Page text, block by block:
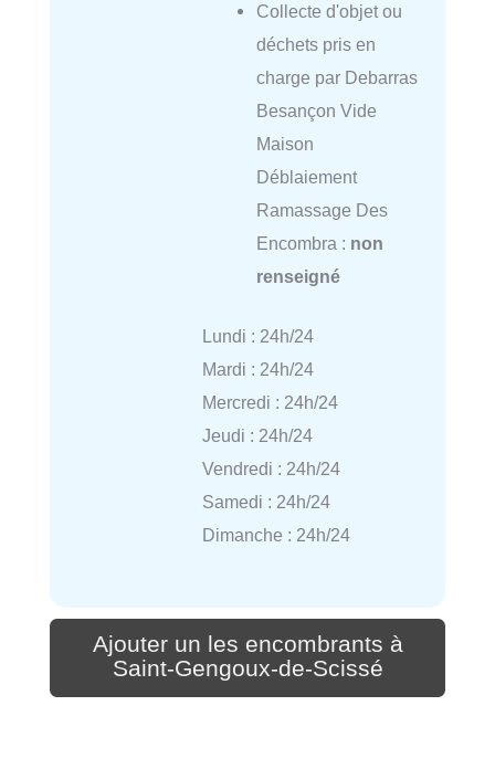
Collecte d'objet ou
déchets pris en
charge par Debarras
Besançon Vide
Maison
Déblaiement
Ramassage Des
Encombra : non
renseigné
Lundi : 24h/24
Mardi : 24h/24
Mercredi : 24h/24
Jeudi : 24h/24
Vendredi : 24h/24
Samedi : 24h/24
Dimanche : 24h/24
Ajouter un les encombrants à
Saint-Gengoux-de-Scissé